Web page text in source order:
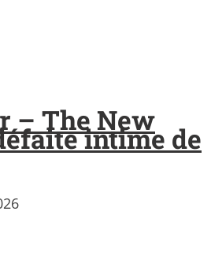
– The New
intime de